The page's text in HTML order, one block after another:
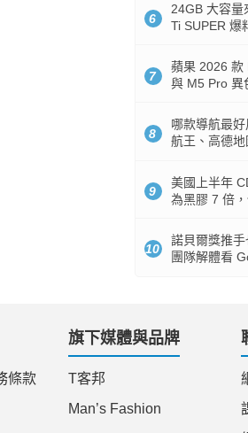
6
24GB 大容量
Ti SUPER 爆
7
蘋果 2026 款
與 M5 Pro 異
8
哪款導航最
航王、高德
9
美國上半年
為黑膠 7 倍
10
諾貝爾獎推
團隊解體看
條款
旗下媒體與品牌
T客邦
Man’s Fashion